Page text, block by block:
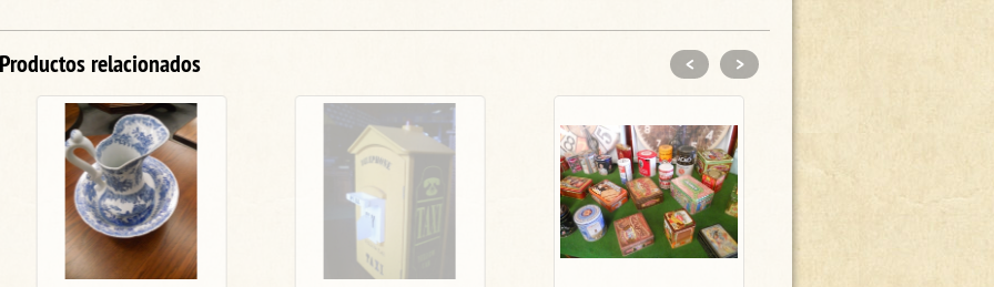
Productos relacionados < >